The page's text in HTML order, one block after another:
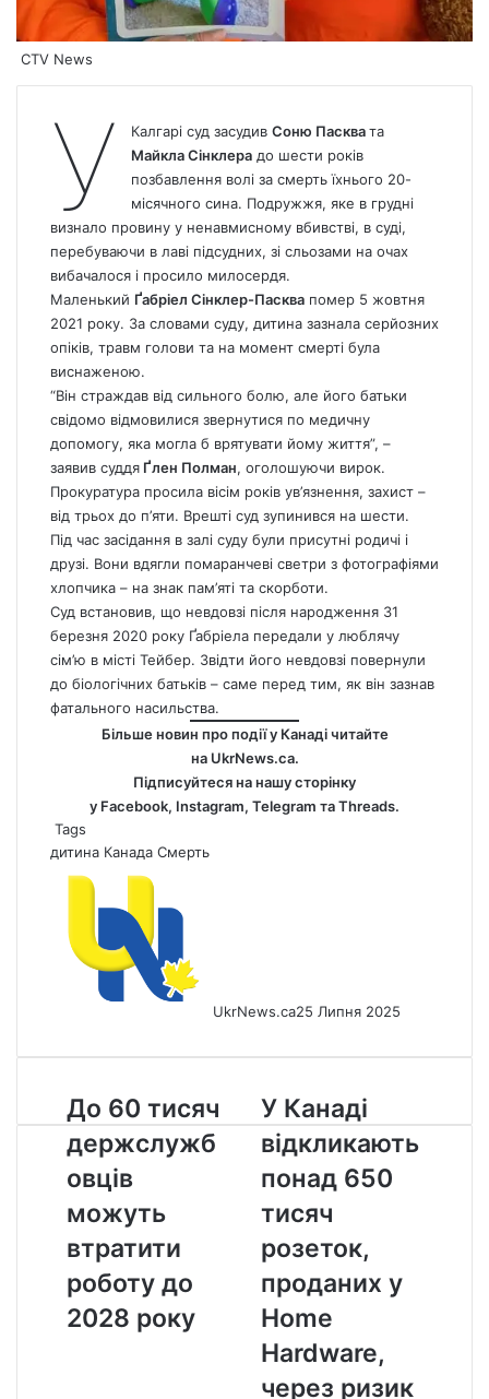
CTV News
У Калгарі суд засудив Соню Пасквата
Майкла Сінклерадо шести років
позбавлення волі за смерть їхнього 20-
місячного сина. Подружжя, яке в грудні
визнало провину у ненавмисному вбивстві, в суді,
перебуваючи в лаві підсудних, зі сльозами на очах
вибачалося і просило милосердя.
Маленький Ґабріел Сінклер-Пасква помер 5 жовтня
2021 року. За словами суду, дитина зазнала серйозних
опіків, травм голови та на момент смерті була
виснаженою.
“Він страждав від сильного болю, але його батьки
свідомо відмовилися звернутися по медичну
допомогу, яка могла б врятувати йому життя”, –
заявив суддя Ґлен Полман, оголошуючи вирок.
Прокуратура просила вісім років ув’язнення, захист –
від трьох до п’яти. Врешті суд зупинився на шести.
Під час засідання в залі суду були присутні родичі і
друзі. Вони вдягли помаранчеві светри з фотографіями
хлопчика – на знак пам’яті та скорботи.
Суд встановив, що невдовзі після народження 31
березня 2020 року Ґабріела передали у люблячу
сім’ю в місті Тейбер. Звідти його невдовзі повернули
до біологічних батьків – саме перед тим, як він зазнав
фатального насильства.
Більше новин про події у Канаді читайте
на UkrNews.ca.
Підписуйтеся на нашу сторінку
у Facebook, Instagram, Telegram таThreads.
Tags
дитина Канада Смерть
UkrNews.ca25 Липня 2025
До
60
тисяч
держслужбовців
можуть
втратити
роботу
до
2028
року
До 60 тисяч
держслужб
овців
можуть
втратити
роботу до
2028 року
У
Канаді
відкликають
понад
650
тисяч
розеток,
проданих
у
Home
Hardware,
через
У Канаді
відкликають
понад 650
тисяч
розеток,
проданих у
Home
Hardware,
через ризик